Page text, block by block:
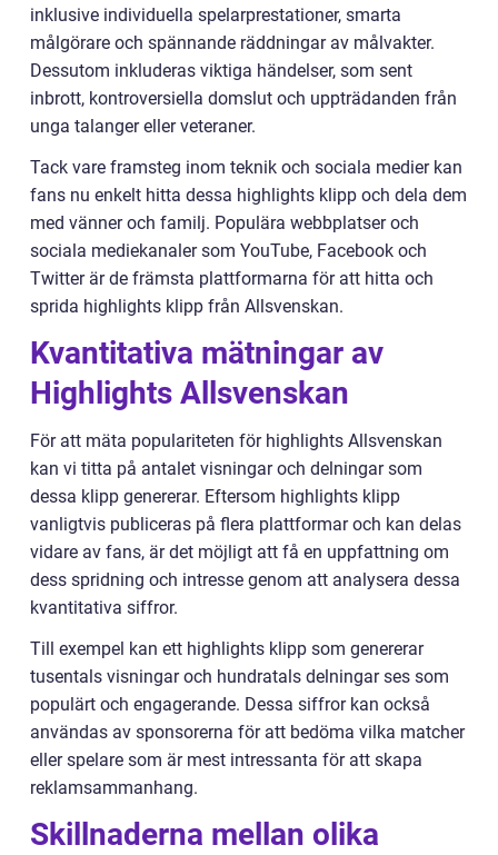
inklusive individuella spelarprestationer, smarta
målgörare och spännande räddningar av målvakter.
Dessutom inkluderas viktiga händelser, som sent
inbrott, kontroversiella domslut och uppträdanden från
unga talanger eller veteraner.
Tack vare framsteg inom teknik och sociala medier kan
fans nu enkelt hitta dessa highlights klipp och dela dem
med vänner och familj. Populära webbplatser och
sociala mediekanaler som YouTube, Facebook och
Twitter är de främsta plattformarna för att hitta och
sprida highlights klipp från Allsvenskan.
Kvantitativa mätningar av
Highlights Allsvenskan
För att mäta populariteten för highlights Allsvenskan
kan vi titta på antalet visningar och delningar som
dessa klipp genererar. Eftersom highlights klipp
vanligtvis publiceras på flera plattformar och kan delas
vidare av fans, är det möjligt att få en uppfattning om
dess spridning och intresse genom att analysera dessa
kvantitativa siffror.
Till exempel kan ett highlights klipp som genererar
tusentals visningar och hundratals delningar ses som
populärt och engagerande. Dessa siffror kan också
användas av sponsorerna för att bedöma vilka matcher
eller spelare som är mest intressanta för att skapa
reklamsammanhang.
Skillnaderna mellan olika